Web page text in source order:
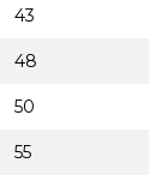
43
48
50
55